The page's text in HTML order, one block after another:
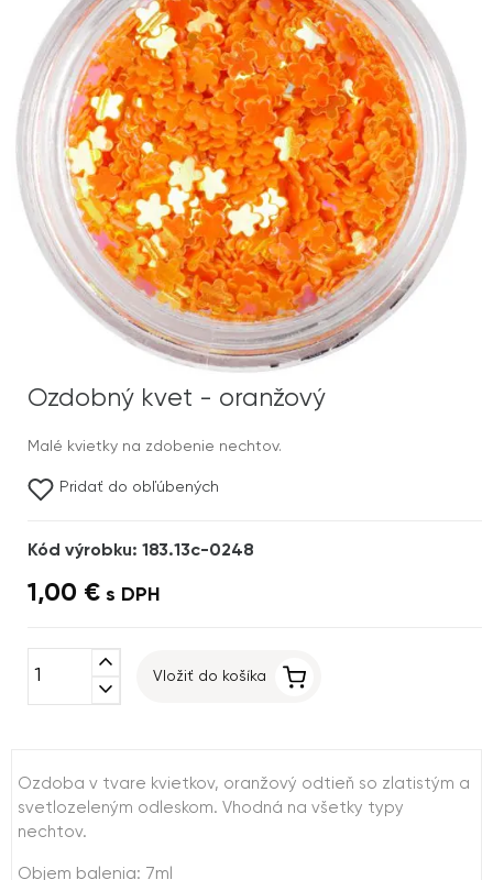
Ozdobný kvet - oranžový
Malé kvietky na zdobenie nechtov.
Pridať do obľúbených
Kód výrobku: 183.13c-0248
1,00 € s DPH
expand_less
expand_more
Vložiť do košíka
Ozdoba v tvare kvietkov, oranžový odtieň so zlatistým a
svetlozeleným odleskom. Vhodná na všetky typy
nechtov.
Objem balenia: 7ml